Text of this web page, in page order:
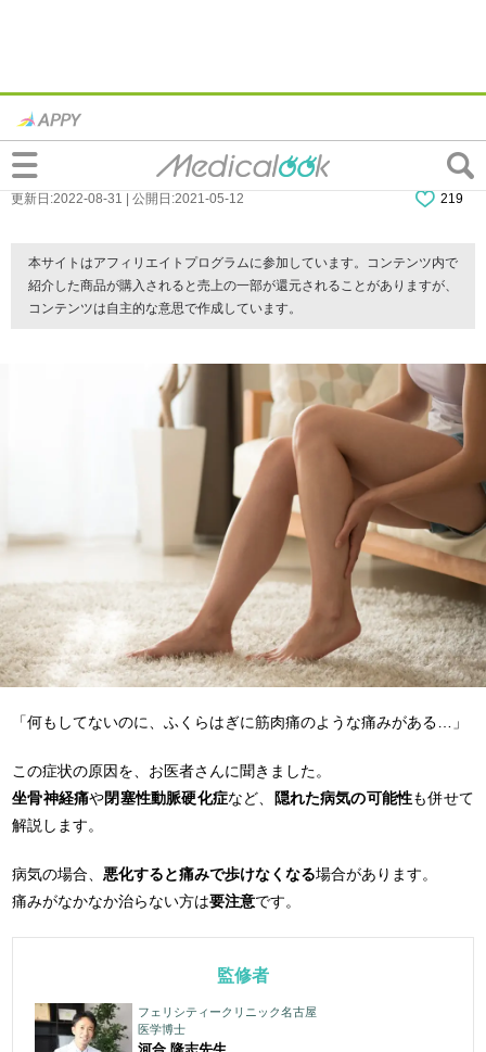
なぜ？“何もしてないのに”ふくらはぎに筋
肉痛。もしや病気？病院は何科？
更新日:2022-08-31 | 公開日:2021-05-12 219
本サイトはアフィリエイトプログラムに参加しています。コンテンツ内で
紹介した商品が購入されると売上の一部が還元されることがありますが、
コンテンツは自主的な意思で作成しています。
「何もしてないのに、ふくらはぎに筋肉痛のような痛みがある…」
この症状の原因を、お医者さんに聞きました。
坐骨神経痛や閉塞性動脈硬化症など、 隠れた病気の可能性も併せて
解説します。
病気の場合、悪化すると痛みで歩けなくなる場合があります。
痛みがなかなか治らない方は要注意です。
監修者
フェリシティークリニック名古屋
医学博士